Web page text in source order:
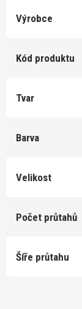
Výrobce
Kód produktu
Tvar
Barva
Velikost
Počet průtahů
Šíře průtahu